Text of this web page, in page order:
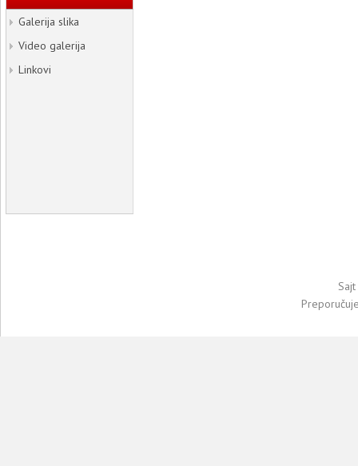
Galerija slika
Video galerija
Linkovi